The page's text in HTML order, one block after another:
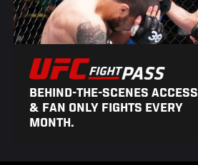
BEHIND-THE-SCENES ACCESS
& FAN ONLY FIGHTS EVERY
MONTH.